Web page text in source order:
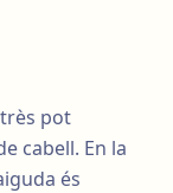
pot
cabell. En la
és